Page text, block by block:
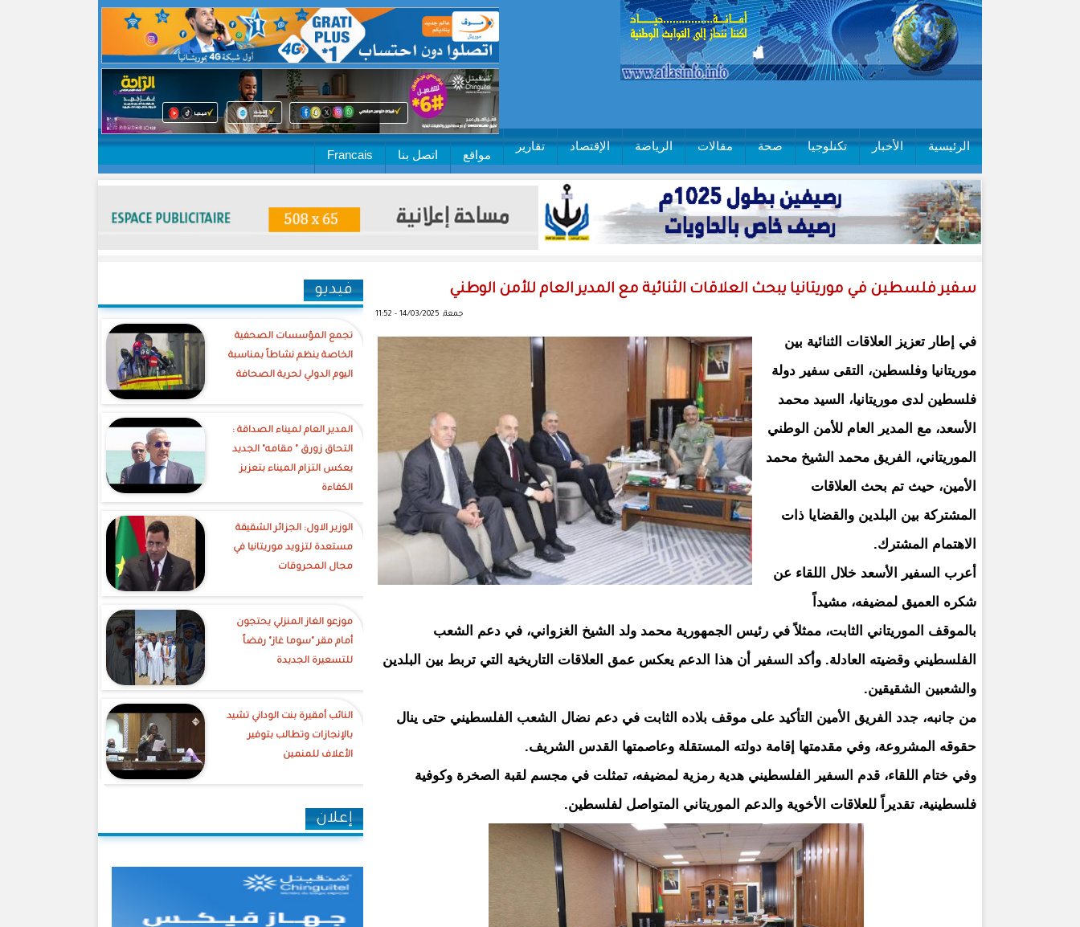
الرئيسية الأخبار تكنلوجيا صحة مقالات الرياضة الإقتصاد تقارير
مواقع اتصل بنا Francais
سفير فلسطين في موريتانيا يبحث العلاقات الثنائية مع المدير العام للأمن الوطني
جمعة, 14/03/2025 - 11:52
في إطار تعزيز العلاقات الثنائية بين
موريتانيا وفلسطين، التقى سفير دولة
فلسطين لدى موريتانيا، السيد محمد
الأسعد، مع المدير العام للأمن الوطني
الموريتاني، الفريق محمد الشيخ محمد
الأمين، حيث تم بحث العلاقات
المشتركة بين البلدين والقضايا ذات
الاهتمام المشترك.
أعرب السفير الأسعد خلال اللقاء عن
شكره العميق لمضيفه، مشيداً
بالموقف الموريتاني الثابت، ممثلاً في رئيس الجمهورية محمد ولد الشيخ الغزواني، في دعم الشعب
الفلسطيني وقضيته العادلة. وأكد السفير أن هذا الدعم يعكس عمق العلاقات التاريخية التي تربط بين البلدين
والشعبين الشقيقين.
من جانبه، جدد الفريق الأمين التأكيد على موقف بلاده الثابت في دعم نضال الشعب الفلسطيني حتى ينال
حقوقه المشروعة، وفي مقدمتها إقامة دولته المستقلة وعاصمتها القدس الشريف.
وفي ختام اللقاء، قدم السفير الفلسطيني هدية رمزية لمضيفه، تمثلت في مجسم لقبة الصخرة وكوفية
فلسطينية، تقديراً للعلاقات الأخوية والدعم الموريتاني المتواصل لفلسطين.
فيديو
تجمع المؤسسات الصحفية
الخاصة ينظم نشاطاً بمناسبة
اليوم الدولي لحرية الصحافة
‎المدير العام لميناء الصداقة :
التحاق زورق " مقامه" الجديد
يعكس التزام الميناء بتعزيز
الكفاءة
الوزير الاول: الجزائر الشقيقة
مستعدة لتزويد موريتانيا في
مجال المحروقات
موزعو الغاز المنزلي يحتجون
أمام مقر "سوما غاز" رفضاً
للتسعيرة الجديدة
النائب أمقيرة بنت الوداني تشيد
بالإنجازات وتطالب بتوفير
الأعلاف للمنمين
إعلان